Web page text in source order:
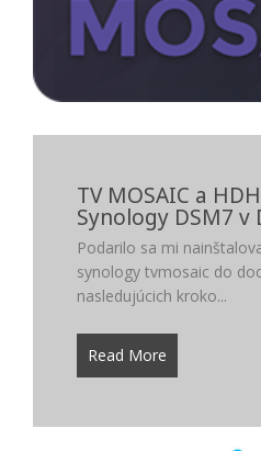
TV MOSAIC a
Synology DSM7 v
Podarilo sa mi
synology tvmosaic do
nasledujúcich kroko...
Read More